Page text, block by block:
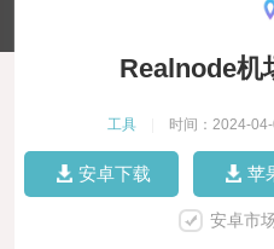
Realnode机
工具 时间：2024-
安卓下载 苹
安卓市